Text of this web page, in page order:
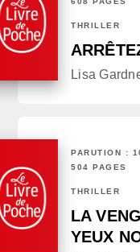
THRILLER
Lisa
PARUTION :
504 PAGES
THRILLER
LA
YEUX